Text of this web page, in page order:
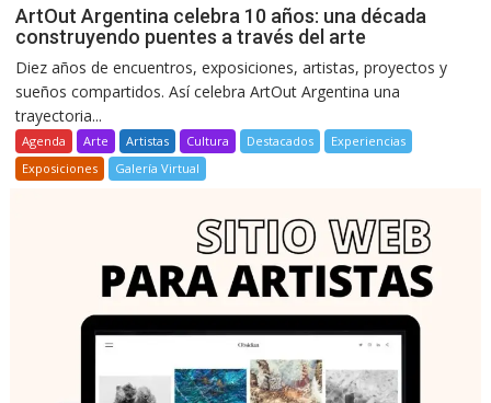
ArtOut Argentina celebra 10 años: una década
construyendo puentes a través del arte
Diez años de encuentros, exposiciones, artistas, proyectos y
sueños compartidos. Así celebra ArtOut Argentina una
trayectoria...
Agenda Arte Artistas Cultura Destacados
Experiencias
Exposiciones
Galería Virtual